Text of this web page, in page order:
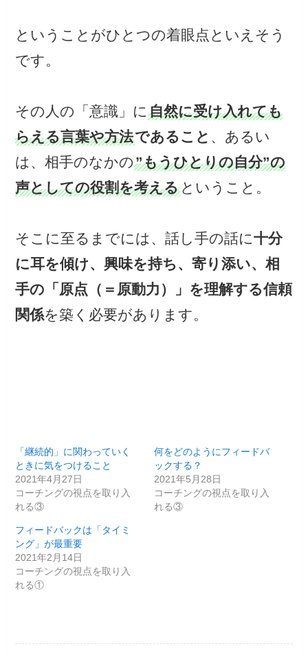
ということがひとつの着眼点といえそう
です。
その人の「意識」に自然に受け入れても
らえる言葉や方法であること 、あるい
は、相手のなかの”もうひとりの自分”の
声としての役割を考える ということ。
そこに至るまでには、話し手の話に十分
に耳を傾け、興味を持ち、寄り添い、相
手の「原点（＝原動力）」を理解する信頼
関係を築く必要があります。
「継続的」に関わっていく
ときに気をつけること
2021年4月27日
コーチングの視点を取り入
れる③
何をどのようにフィードバ
ックする？
2021年5月28日
コーチングの視点を取り入
れる③
フィードバックは「タイミ
ング」が最重要
2021年2月14日
コーチングの視点を取り入
れる①